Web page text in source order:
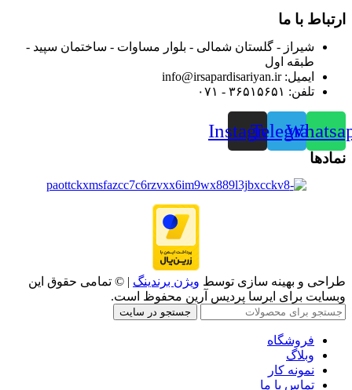
ارتباط با ما
شیراز - گلستان شمالی - بلوار مساوات - ساختمان سپید -
طبقه اول
ایمیل: info@irsapardisariyan.ir
تلفن: ۳۶۵۱۵۶۵۱ - ۰۷۱
Telegram
Instagram
نمادها
طراحی و بهینه سازی توسط ویژن برندینگ | © تمامی حقوق این
وبسایت برای ایرسا پردیس آرین محفوظ است.
جستجو در سایت
فروشگاه
وبلاگ
نمونه کار
تماس با ما